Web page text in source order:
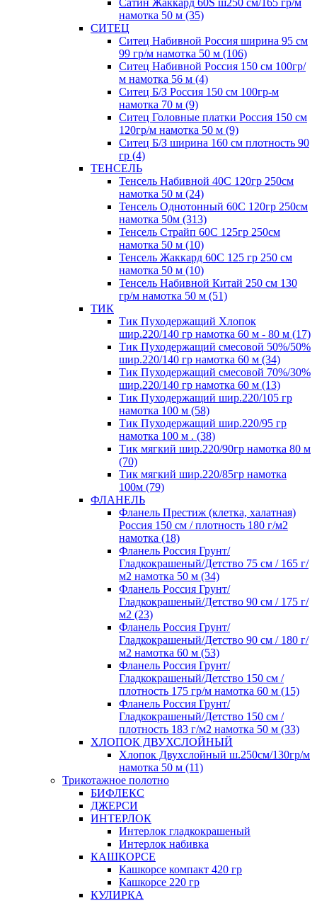
Сатин Жаккард 60S ш250 см/165 гр/м
намотка 50 м (35)
СИТЕЦ
Ситец Набивной Россия ширина 95 см
99 гр/м намотка 50 м (106)
Ситец Набивной Россия 150 см 100гр/
м намотка 56 м (4)
Ситец Б/З Россия 150 см 100гр-м
намотка 70 м (9)
Ситец Головные платки Россия 150 см
120гр/м намотка 50 м (9)
Ситец Б/З ширина 160 см плотность 90
гр (4)
ТЕНСЕЛЬ
Тенсель Набивной 40С 120гр 250см
намотка 50 м (24)
Тенсель Однотонный 60С 120гр 250см
намотка 50м (313)
Тенсель Страйп 60С 125гр 250см
намотка 50 м (10)
Тенсель Жаккард 60С 125 гр 250 см
намотка 50 м (10)
Тенсель Набивной Китай 250 см 130
гр/м намотка 50 м (51)
ТИК
Тик Пуходержащий Хлопок
шир.220/140 гр намотка 60 м - 80 м (17)
Тик Пуходержащий смесовой 50%/50%
шир.220/140 гр намотка 60 м (34)
Тик Пуходержащий смесовой 70%/30%
шир.220/140 гр намотка 60 м (13)
Тик Пуходержащий шир.220/105 гр
намотка 100 м (58)
Тик Пуходержащий шир.220/95 гр
намотка 100 м . (38)
Тик мягкий шир.220/90гр намотка 80 м
(70)
Тик мягкий шир.220/85гр намотка
100м (79)
ФЛАНЕЛЬ
Фланель Престиж (клетка, халатная)
Россия 150 см / плотность 180 г/м2
намотка (18)
Фланель Россия Грунт/
Гладкокрашеный/Детство 75 см / 165 г/
м2 намотка 50 м (34)
Фланель Россия Грунт/
Гладкокрашеный/Детство 90 см / 175 г/
м2 (23)
Фланель Россия Грунт/
Гладкокрашеный/Детство 90 см / 180 г/
м2 намотка 60 м (53)
Фланель Россия Грунт/
Гладкокрашеный/Детство 150 см /
плотность 175 гр/м намотка 60 м (15)
Фланель Россия Грунт/
Гладкокрашеный/Детство 150 см /
плотность 183 г/м2 намотка 50 м (33)
ХЛОПОК ДВУХСЛОЙНЫЙ
Хлопок Двухслойный ш.250см/130гр/м
намотка 50 м (11)
Трикотажное полотно
БИФЛЕКС
ДЖЕРСИ
ИНТЕРЛОК
Интерлок гладкокрашеный
Интерлок набивка
КАШКОРСЕ
Кашкорсе компакт 420 гр
Кашкорсе 220 гр
КУЛИРКА